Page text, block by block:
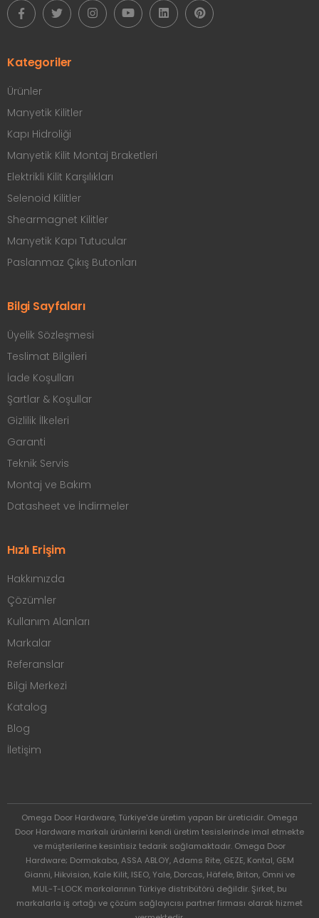
Kategoriler
Ürünler
Manyetik Kilitler
Kapı Hidroliği
Manyetik Kilit Montaj Braketleri
Elektrikli Kilit Karşılıkları
Selenoid Kilitler
Shearmagnet Kilitler
Manyetik Kapı Tutucular
Paslanmaz Çıkış Butonları
Bilgi Sayfaları
Üyelik Sözleşmesi
Teslimat Bilgileri
İade Koşulları
Şartlar & Koşullar
Gizlilik İlkeleri
Garanti
Teknik Servis
Montaj ve Bakım
Datasheet ve İndirmeler
Hızlı Erişim
Hakkımızda
Çözümler
Kullanım Alanları
Markalar
Referanslar
Bilgi Merkezi
Katalog
Blog
İletişim
Omega Door Hardware, Türkiye'de üretim yapan bir üreticidir. Omega
Door Hardware markalı ürünlerini kendi üretim tesislerinde imal etmekte
ve müşterilerine kesintisiz tedarik sağlamaktadır. Omega Door
Hardware; Dormakaba, ASSA ABLOY, Adams Rite, GEZE, Kontal, GEM
Gianni, Hikvision, Kale Kilit, ISEO, Yale, Dorcas, Häfele, Briton, Omni ve
MUL-T-LOCK markalarının Türkiye distribütörü değildir. Şirket, bu
markalarla iş ortağı ve çözüm sağlayıcısı partner firması olarak hizmet